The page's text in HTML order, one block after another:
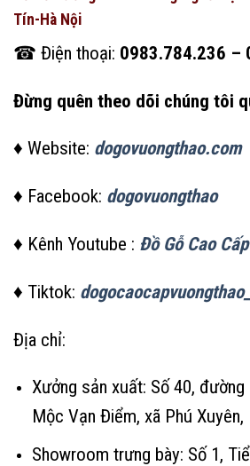
Tín-Hà Nội
☎ Điện thoại: 0983.784.236 –
Đừng quên theo dõi chúng tôi
♦ Website: dogovuongthao.com
♦ Facebook: dogovuongthao
♦ Kênh Youtube : Đồ Gỗ Cao
♦ Tiktok:
Địa chỉ:
Xưởng sản xuất: Số 40, đường
Mộc Vạn Điểm, xã Phú Xuyên,
Showroom trưng bày: Số 1,